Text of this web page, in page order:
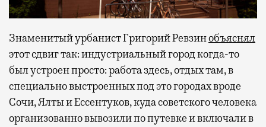
Знаменитый урбанист Григорий Ревзинобъяснял
этот сдвиг так: индустриальный город когда-то
был устроен просто: работа здесь, отдых там, в
специально выстроенных под это городах вроде
Сочи, Ялты и Ессентуков, куда советского человека
организованно вывозили по путевке и включали в